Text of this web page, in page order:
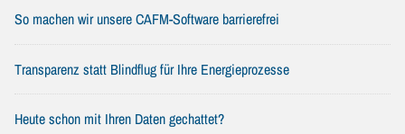
So machen wir unsere CAFM-Software barrierefrei
Transparenz statt Blindflug für Ihre Energieprozesse
Heute schon mit Ihren Daten gechattet?